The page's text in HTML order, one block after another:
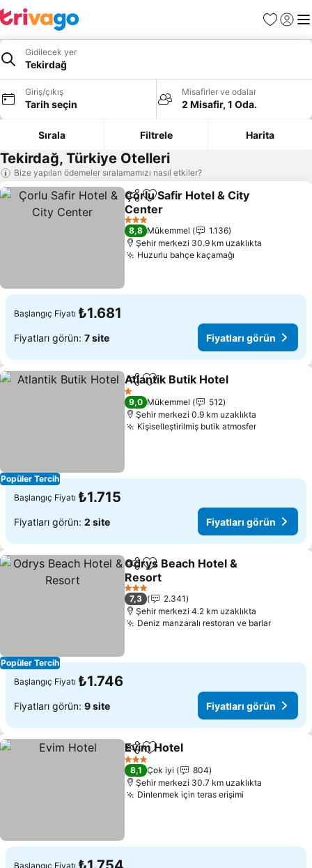
Favoriler
Giriş
Gidilecek yer
Tekirdağ
Giriş/çıkış
Tarih seçin
Misafirler ve odalar
2 Misafir, 1 Oda.
Sırala Filtrele Harita
Tekirdağ, Türkiye Otelleri
Bize yapılan ödemeler sıralamamızı nasıl etkiler?
PaylaşFavorilerime ekle
Çorlu Safir Hotel & City
Center
Fiyatları görün
3 Yıldız
8,8 Mükemmel
1.136
Şehir merkezi 30.9 km uzaklıkta
Huzurlu bahçe kaçamağı
Başlangıç Fiyatı ₺1.681
Fiyatları görün: 7 site Fiyatları görün
Popüler Tercih
PaylaşFavorilerime ekle
Atlantik Butik Hotel
1 Yıldız
9,0 Mükemmel
512
Şehir merkezi 0.9 km uzaklıkta
Kişiselleştirilmiş butik atmosferFiyatları
Başlangıç Fiyatı ₺1.715
Fiyatları görün: 2 site Fiyatları görün
Popüler Tercih
PaylaşFavorilerime ekle
Odrys Beach Hotel &
Resort
Fiyatları görün
3 Yıldız
7,3
2.341
Şehir merkezi 4.2 km uzaklıkta
Deniz manzaralı restoran ve barlar
Başlangıç Fiyatı ₺1.746
Fiyatları görün: 9 site Fiyatları görün
PaylaşFavorilerime ekle
Evim Hotel
3 Yıldız
8,1 Çok iyi
804
Şehir merkezi 30.7 km uzaklıkta
Dinlenmek için teras erişimi
Başlangıç Fiyatı